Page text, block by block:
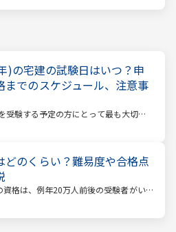
)の宅建の試験日はいつ？申
までのスケジュール、注意事
受験する予定の方にとって最も大切な
勉強を始めるか、もう始めているな
どのくらい？難易度や合格点
格は、例年20万人前後の受験者がいる
15～18%程度であり、過去10年の平均